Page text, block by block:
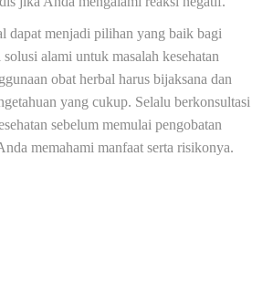
dapat menjadi pilihan yang baik bagi
alami untuk masalah kesehatan
obat herbal harus bijaksana dan
yang cukup. Selalu berkonsultasi
sebelum memulai pengobatan
memahami manfaat serta risikonya.